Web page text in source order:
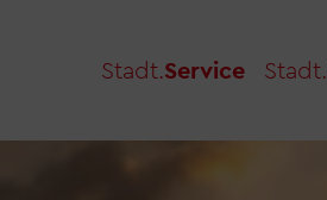
Stadt.Service Stadt.